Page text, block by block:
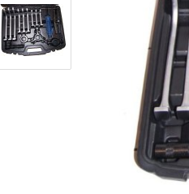
Hoflader / Agrarfahrzeug
Verschleißteile | Ersatzteile